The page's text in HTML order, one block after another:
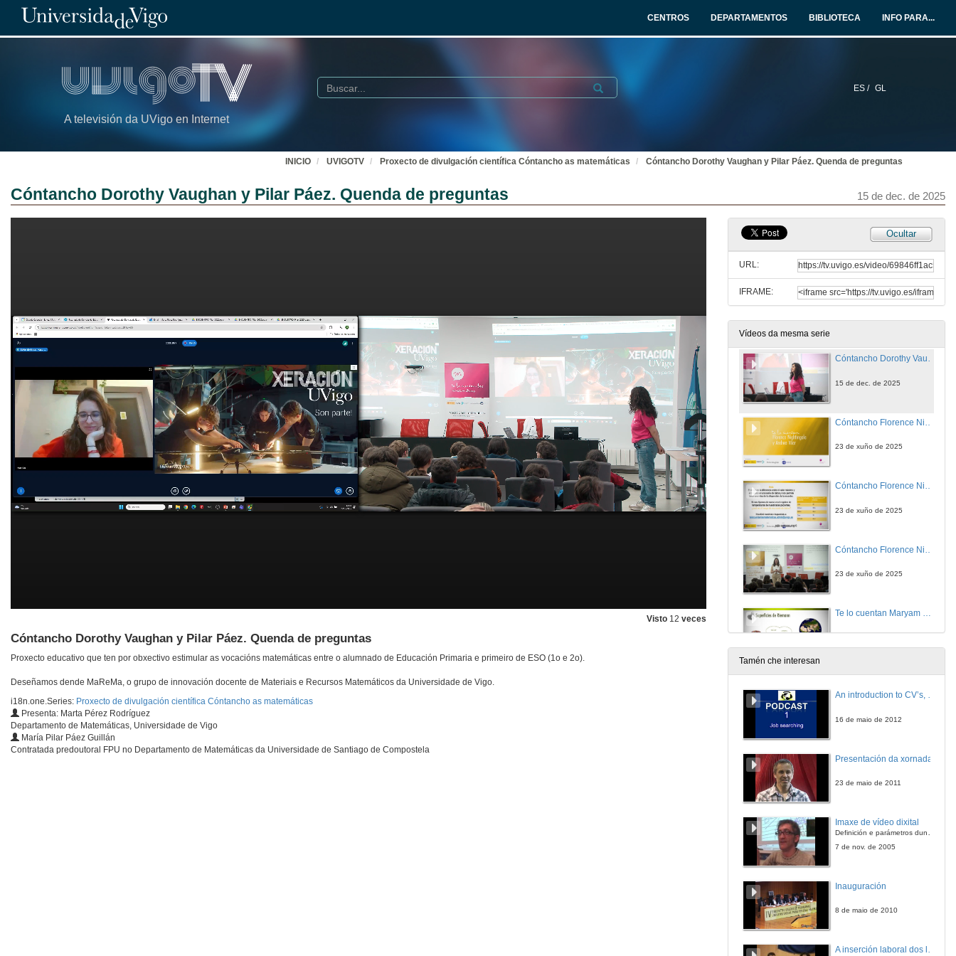
CENTROS DEPARTAMENTOS BIBLIOTECA INFO PARA...
A televisión da UVigo en Internet
ES / GL
Buscar Submit
INICIO UVIGOTV Proxecto de divulgación científica Cóntancho as matemáticas Cóntancho Dorothy Vaughan y Pilar Páez. Quenda de preguntas
Cóntancho Dorothy Vaughan y Pilar Páez. Quenda de preguntas 15 de dec. de 2025
Visto 12 veces
Cóntancho Dorothy Vaughan y Pilar Páez. Quenda de preguntas
Proxecto educativo que ten por obxectivo estimular as vocacións matemáticas entre o alumnado de Educación Primaria e primeiro de ESO (1o e 2o).
Deseñamos dende MaReMa, o grupo de innovación docente de Materiais e Recursos Matemáticos da Universidade de Vigo.
i18n.one.Series: Proxecto de divulgación científica Cóntancho as matemáticas
Presenta: Marta Pérez Rodríguez
Departamento de Matemáticas, Universidade de Vigo
María Pilar Páez Guillán
Contratada predoutoral FPU no Departamento de Matemáticas da Universidade de Santiago de Compostela
Ocultar
URL:
IFRAME:
Vídeos da mesma serie
Cóntancho Florence Nightingale y Andrea Vilar.
26 de mar. de 2026
Cóntancho Ada Lovelace, Agnes Meyer Driscoll e Xabier García.
Cóntancho Dorothy Vaughan y Pilar Páez
15 de dec. de 2025
Cóntancho Dorothy Vaughan y Pilar Páez. Quenda de preguntas
15 de dec. de 2025
23 de xuño de 2025
Cóntancho Florence Nightingale y Andrea Vilar. Reto
23 de xuño de 2025
23 de xuño de 2025
Te lo cuentan Maryam Mirzakhani e Ixchel D. Gutiérrez
Cóntancho Hipatia de Alexandría e Beatriz Álvarez
4 de dec. de 2024
4 de dec. de 2024
Tamén che interesan
An introduction to CV’s, letters, and job searching
16 de maio de 2012
Presentación da xornada
23 de maio de 2011
Imaxe de vídeo dixital
Definición e parámetros dunha imaxe dixital. Resolución e Aspecto. Profundidade da cor. Compresión. Frame por segundo. Entrelazado. Campos, cadros
7 de nov. de 2005
Inauguración
8 de maio de 2010
A inserción laboral dos licenciados en Ciencias do Mar: a carreira investigadora